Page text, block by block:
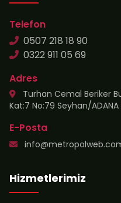
Telefon
0507 218 18 90
0322 911 05 69
Adres
Turhan Cemal Beriker
Kat:7 No:79 Seyhan/ADANA
E-Posta
Hizmetlerimiz